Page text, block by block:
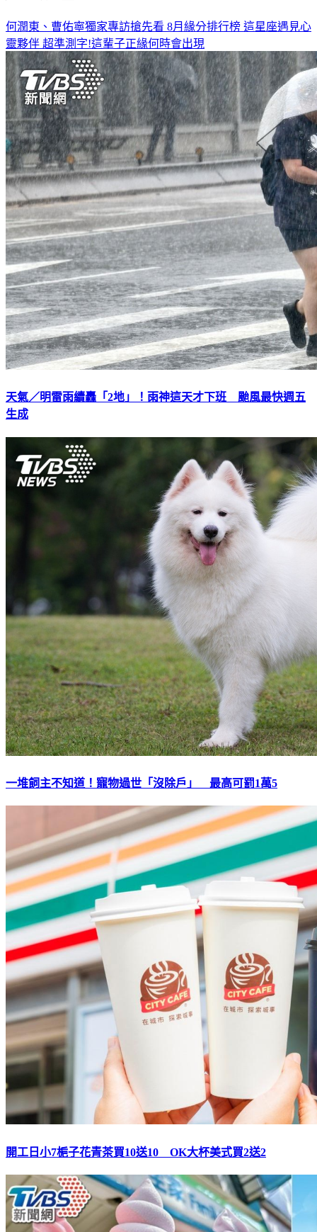
何潤東、曹佑寧獨家專訪搶先看 8月緣分排行榜 這星座遇見心
靈夥伴 超準測字!這輩子正緣何時會出現
天氣／明雷雨續轟「2地」！雨神這天才下班 颱風最快週五
生成
一堆飼主不知道！寵物過世「沒除戶」 最高可罰1萬5
開工日小7梔子花青茶買10送10 OK大杯美式買2送2